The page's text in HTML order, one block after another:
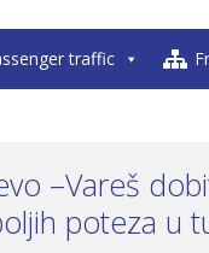
traffic
–Vareš
poteza u